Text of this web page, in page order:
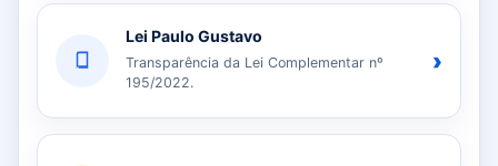
Lei Paulo Gustavo
Transparência da Lei Complementar nº
195/2022.
›